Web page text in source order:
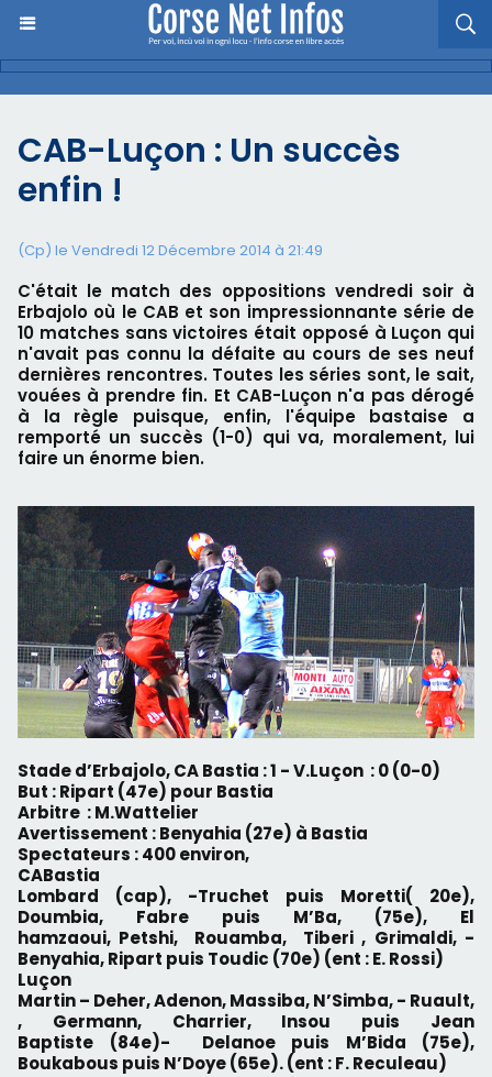
CAB-Luçon : Un succès
enfin !
(Cp) le Vendredi 12 Décembre 2014 à 21:49
C'était le match des oppositions vendredi soir à
Erbajolo où le CAB et son impressionnante série de
10 matches sans victoires était opposé à Luçon qui
n'avait pas connu la défaite au cours de ses neuf
dernières rencontres. Toutes les séries sont, le sait,
vouées à prendre fin. Et CAB-Luçon n'a pas dérogé
à la règle puisque, enfin, l'équipe bastaise a
remporté un succès (1-0) qui va, moralement, lui
faire un énorme bien.
Stade d’Erbajolo, CA Bastia : 1 - V.Luçon : 0 (0-0)
But : Ripart (47e) pour Bastia
Arbitre : M.Wattelier
Avertissement : Benyahia (27e) à Bastia
Spectateurs : 400 environ,
CABastia
Lombard (cap), -Truchet puis Moretti( 20e),
Doumbia, Fabre puis M’Ba, (75e), El
hamzaoui, Petshi, Rouamba, Tiberi , Grimaldi, -
Benyahia, Ripart puis Toudic (70e) (ent : E. Rossi)
Luçon
Martin – Deher, Adenon, Massiba, N’Simba, - Ruault,
, Germann, Charrier, Insou puis Jean
Baptiste (84e)- Delanoe puis M’Bida (75e),
Boukabous puis N’Doye (65e). (ent : F. Reculeau)